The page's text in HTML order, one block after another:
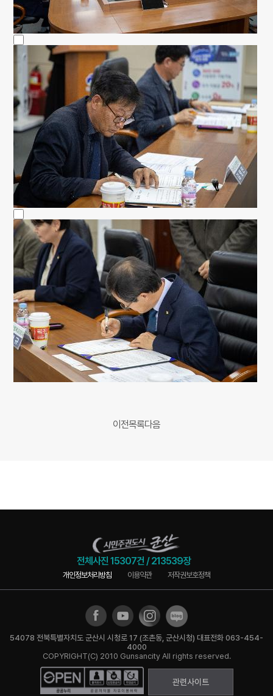
이전목록다음
전체사진15307건 /213539장
개인정보처리방침 이용약관 저작권보호정책
54078 전북특별자치도 군산시 시청로 17 (조촌동, 군산시청) 대표전화 063-454-
4000
COPYRIGHT(C) 2010 Gunsancity All rights reserved.
관련사이트